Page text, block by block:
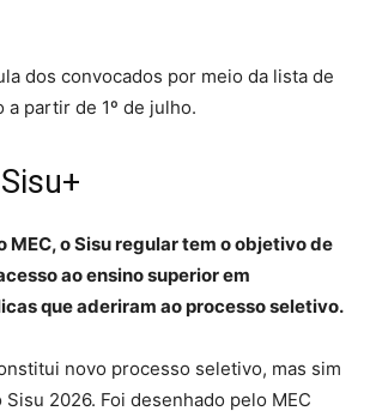
dos convocados por meio da lista de
partir de 1º de julho.
MEC, o Sisu regular tem o objetivo de
ao ensino superior em
que aderiram ao processo seletivo.
novo processo seletivo, mas sim
2026. Foi desenhado pelo MEC